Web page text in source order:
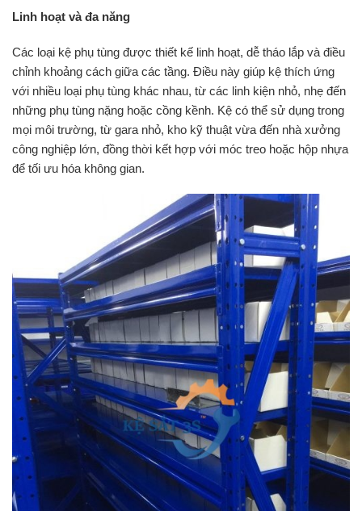
Linh hoạt và đa năng
Các loại kệ phụ tùng được thiết kế linh hoạt, dễ tháo lắp và điều
chỉnh khoảng cách giữa các tầng. Điều này giúp kệ thích ứng
với nhiều loại phụ tùng khác nhau, từ các linh kiện nhỏ, nhẹ đến
những phụ tùng nặng hoặc cồng kềnh. Kệ có thể sử dụng trong
mọi môi trường, từ gara nhỏ, kho kỹ thuật vừa đến nhà xưởng
công nghiệp lớn, đồng thời kết hợp với móc treo hoặc hộp nhựa
để tối ưu hóa không gian.